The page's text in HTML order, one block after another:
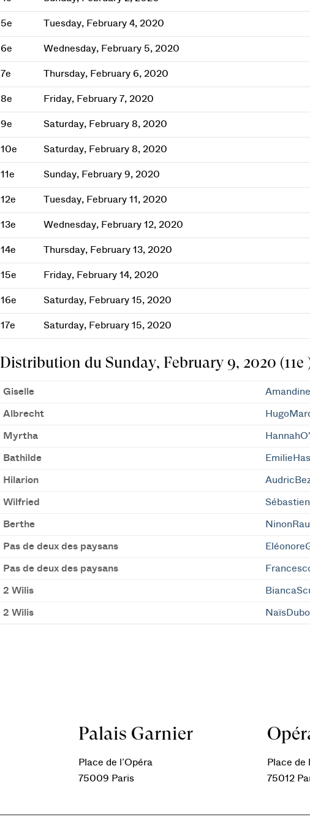
5e Tuesday, February 4, 2020
6e Wednesday, February 5, 2020
7e Thursday, February 6, 2020
8e Friday, February 7, 2020
9e Saturday, February 8, 2020
10e Saturday, February 8, 2020
11e Sunday, February 9, 2020
12e Tuesday, February 11, 2020
13e Wednesday, February 12, 2020
14e Thursday, February 13, 2020
15e Friday, February 14, 2020
16e Saturday, February 15, 2020
17e Saturday, February 15, 2020
Distribution du Sunday, February 9, 2020 (11e
Giselle
Albrecht
Myrtha
Bathilde
Hilarion
Wilfried
Berthe
Pas de deux des paysans
Pas de deux des paysans
2 Wilis
2 Wilis
Palais Garnier
Place de l’Opéra
75009 Paris
Place de
75012